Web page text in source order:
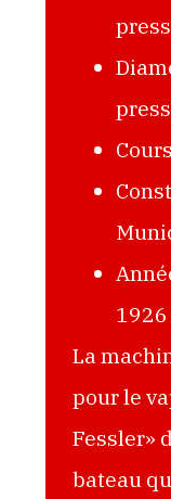
1926
La
pour le
Fessler»
bateau